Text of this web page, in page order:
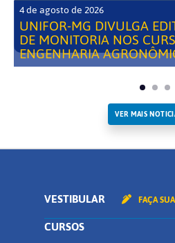
4 de agosto de 2026
UNIFOR-MG DIVULGA
DE MONITORIA NOS
ENGENHARIA
VER MAIS
VESTIBULAR FAÇA
CURSOS